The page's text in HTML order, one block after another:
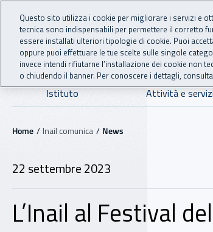
Vai al menu principale
Vai al contenuto principale
INAIL - Istituto
Navigazione principale
Istituto Attività e servizi
Navigazione - Ti trovi in:
Home Inail comunica News
22 settembre 2023
L’Inail al Festival
Questo sito utilizza i cookie per migliorare i servizi e
tecnica sono indispensabili per permettere il corretto
essere installati ulteriori tipologie di cookie. Puoi
oppure puoi effettuare le tue scelte sulle singole
invece intendi rifiutarne l’installazione dei cookie non
o chiudendo il banner. Per conoscere i dettagli,